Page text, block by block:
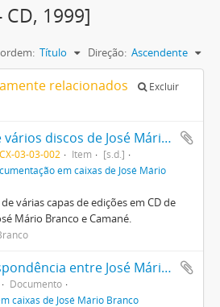
1999]
Título Direção: Ascendente
relacionados
Excluir
Capas de vários discos de José Mário Branco e Camané
03-03-002 Item
[s.d.]
em caixas de José Mário
várias capas de edições em CD de
Mário Branco e Camané.
Conjunto de correspondência entre José Mário Branco e David Ferreira (Valentim de Carvalho)
Documento
caixas de José Mário Branco